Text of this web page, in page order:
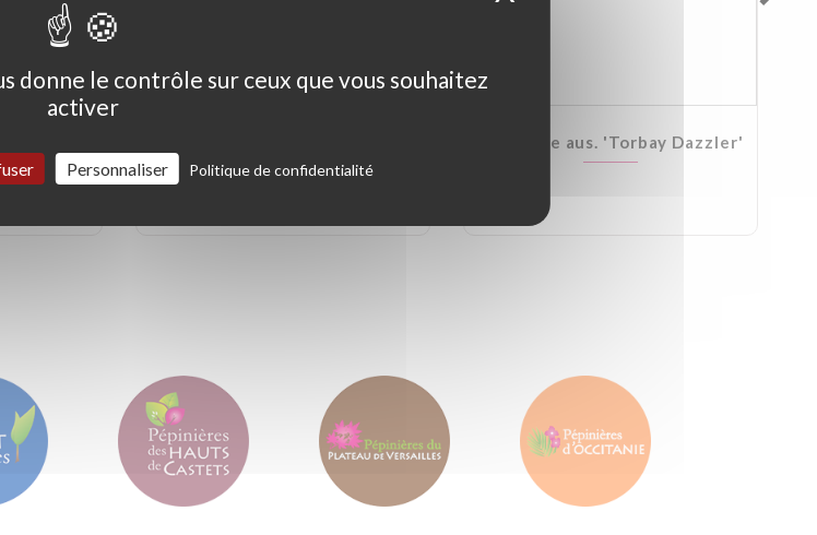
Variegata'
Cordyline aus. 'Torbay Dazzler'
donne le contrôle sur ceux que vous souhaitez
activer
Personnaliser Politique de confidentialité